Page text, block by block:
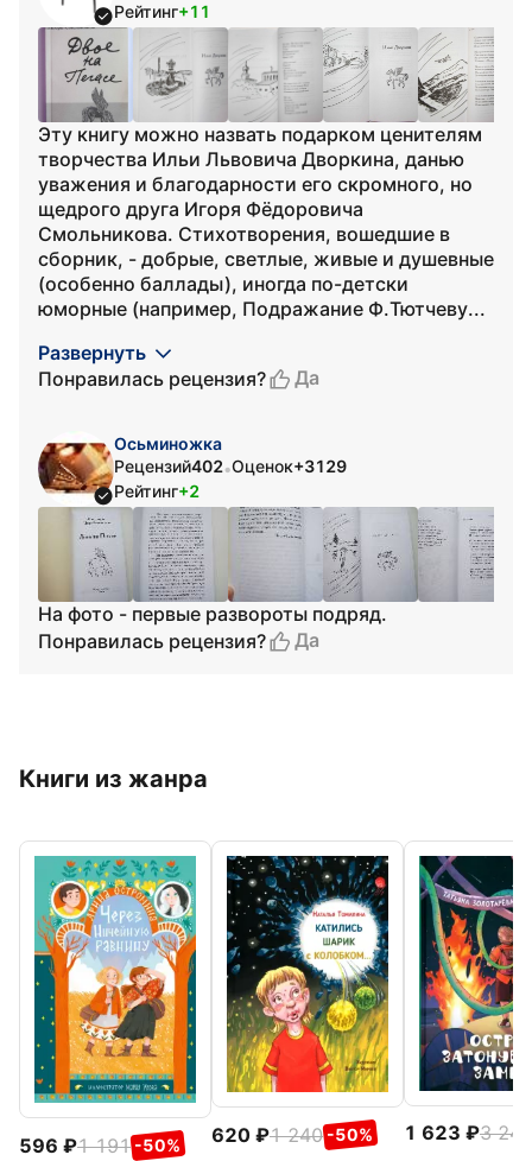
Рейтинг+11
Эту книгу можно назвать подарком ценителям
творчества Ильи Львовича Дворкина, данью
уважения и благодарности его скромного, но
щедрого друга Игоря Фёдоровича
Смольникова. Стихотворения, вошедшие в
сборник, - добрые, светлые, живые и душевные
(особенно баллады), иногда по-детски
юморные (например, Подражание Ф.Тютчеву...
Развернуть
Понравилась рецензия?
Да
Осьминожка
Рецензий402•Оценок+3129
Рейтинг+2
На фото - первые развороты подряд.
Понравилась рецензия?
Да
Книги из жанра
596 1 191 -50% 620 1 240 -50% 1 623
3 245